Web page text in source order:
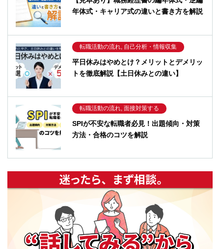
年体式・キャリア式の違いと書き方を解説
転職活動の流れ, 自己分析・情報収集
平日休みはやめとけ？メリットとデメリッ
トを徹底解説【土日休みとの違い】
転職活動の流れ, 面接対策する
SPIが不安な転職者必見！出題傾向・対策
方法・合格のコツを解説